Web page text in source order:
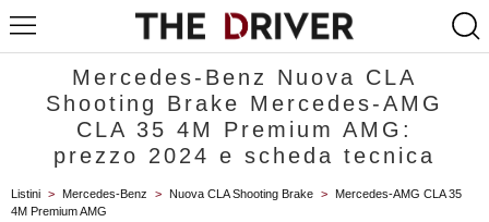
Mercedes-Benz Nuova CLA
Shooting Brake Mercedes-AMG
CLA 35 4M Premium AMG:
prezzo 2024 e scheda tecnica
Listini > Mercedes-Benz > Nuova CLA Shooting Brake >
Mercedes-AMG CLA 35
4M Premium AMG